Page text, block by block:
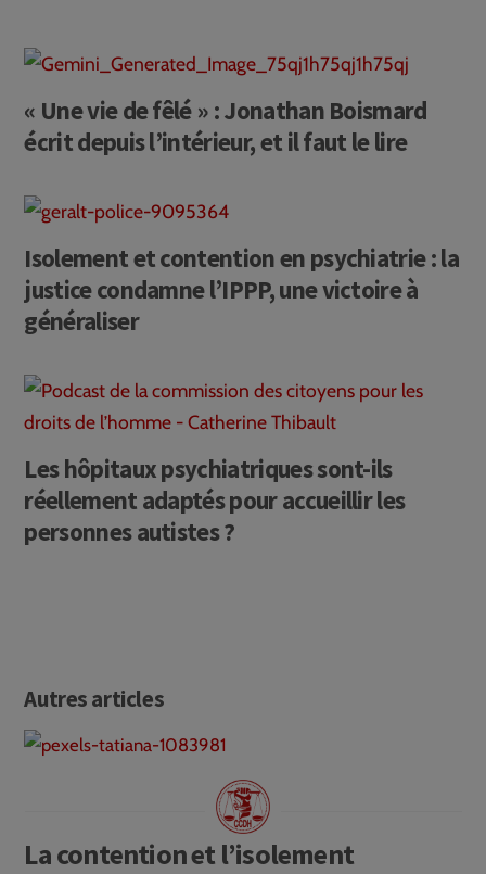
« Une vie de fêlé » : Jonathan Boismard
écrit depuis l’intérieur, et il faut le lire
Isolement et contention en psychiatrie : la
justice condamne l’IPPP, une victoire à
généraliser
Les hôpitaux psychiatriques sont-ils
réellement adaptés pour accueillir les
personnes autistes ?
Autres articles
La contention et l’isolement